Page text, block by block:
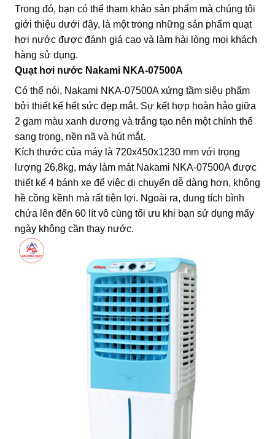
Trong đó, bạn có thể tham khảo sản phẩm mà chúng tôi
giới thiệu dưới đây, là một trong những sản phẩm quạt
hơi nước được đánh giá cao và làm hài lòng mọi khách
hàng sử dụng.
Quạt hơi nước Nakami NKA-07500A
Có thể nói, Nakami NKA-07500A xứng tầm siêu phẩm
bởi thiết kế hết sức đẹp mắt. Sự kết hợp hoàn hảo giữa
2 gam màu xanh dương và trắng tạo nên một chỉnh thể
sang trọng, nền nã và hút mắt.
Kích thước của máy là 720x450x1230 mm với trọng
lượng 26,8kg, máy làm mát Nakami NKA-07500A được
thiết kế 4 bánh xe để việc di chuyển dễ dàng hơn, không
hề cồng kềnh mà rất tiện lợi. Ngoài ra, dung tích bình
chứa lên đến 60 lít vô cùng tối ưu khi bạn sử dụng mấy
ngày không cần thay nước.